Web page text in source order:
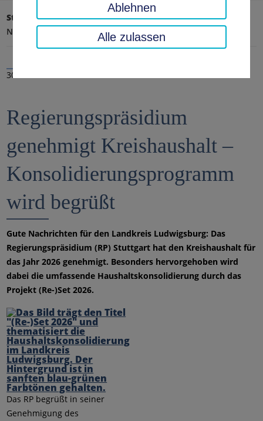
Startseite Landratsamt, Landkreis
Aktuelles
Nachrichten
30.01.2026
Regierungspräsidium
genehmigt Kreishaushalt –
Konsolidierungsprogramm
wird begrüßt
Gute Nachrichten für den Landkreis Ludwigsburg: Das
Regierungspräsidium (RP) Stuttgart hat den Kreishaushalt für
das Jahr 2026 genehmigt. Besonders hervorgehoben wird
dabei die umfassende Haushaltskonsolidierung durch das
Projekt (Re-)Set 2026.
Das RP begrüßt in seiner
Genehmigung des
Ablehnen
Alle zulassen